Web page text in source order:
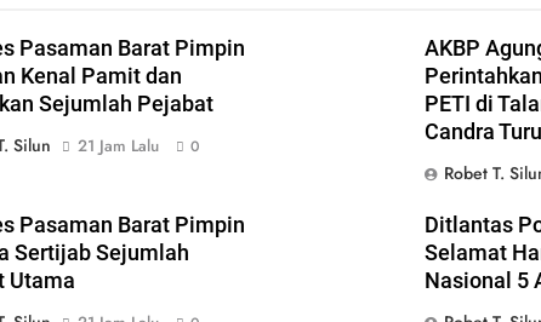
Pasaman Barat Pimpin
Kenal Pamit dan
Sejumlah Pejabat
Silun
21 Jam Lalu 0
AKBP
PETI di
Candra
Robet T.
Pasaman Barat Pimpin
Sertijab Sejumlah
Utama
Ditlantas
Selamat
Nasional 5